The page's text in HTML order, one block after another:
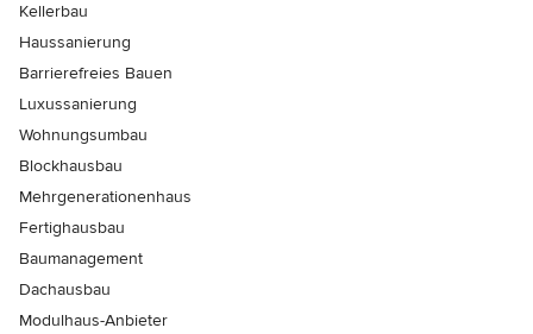
Kellerbau
Haussanierung
Barrierefreies Bauen
Luxussanierung
Wohnungsumbau
Blockhausbau
Mehrgenerationenhaus
Fertighausbau
Baumanagement
Dachausbau
Modulhaus-Anbieter